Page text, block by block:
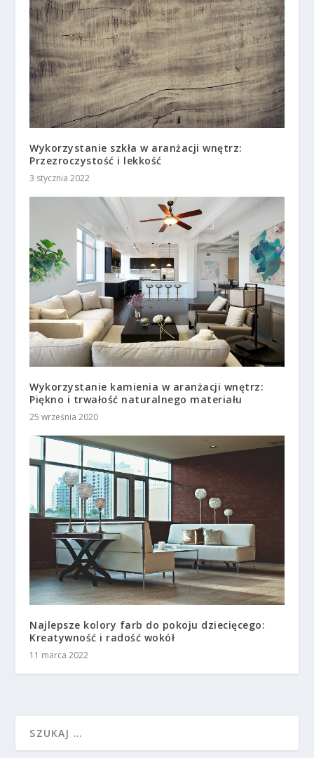
Wykorzystanie szkła w aranżacji wnętrz:
Przezroczystość i lekkość
3 stycznia 2022
Wykorzystanie kamienia w aranżacji wnętrz:
Piękno i trwałość naturalnego materiału
25 września 2020
Najlepsze kolory farb do pokoju dziecięcego:
Kreatywność i radość wokół
11 marca 2022